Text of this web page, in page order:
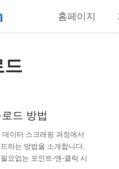
홈페이지
드
드 방법
데이터 스크래핑 과정에서
하는 방법을 소개합니다.
요없는 포인트-앤-클릭 시